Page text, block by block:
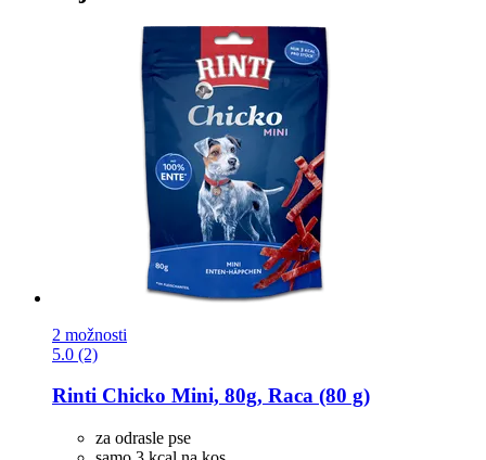
2 možnosti
5.0 (2)
Rinti Chicko Mini, 80g, Raca (80 g)
za odrasle pse